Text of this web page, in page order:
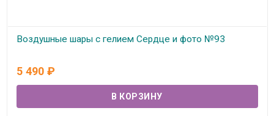
Воздушные шары с гелием Сердце и фото №93
5 490 ₽